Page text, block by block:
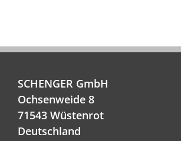
SCHENGER GmbH
Ochsenweide 8
71543 Wüstenrot
Deutschland